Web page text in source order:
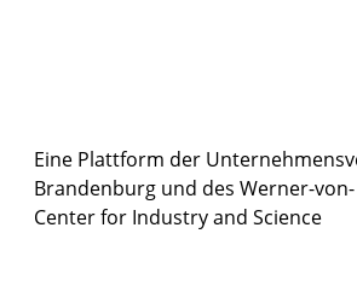
Eine Plattform der
Brandenburg und des Werner-
Center for Industry and Science